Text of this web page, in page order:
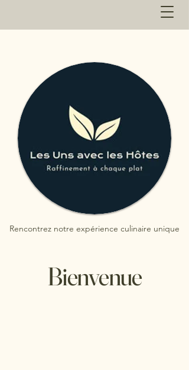
Rencontrez notre expérience culinaire unique
Bienvenue